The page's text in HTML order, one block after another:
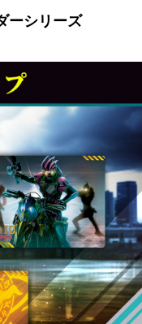
ーシリーズ